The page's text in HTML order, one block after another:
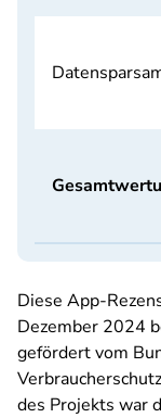
Diese App-
Dezember 2024
gefördert vom
des Projekts war